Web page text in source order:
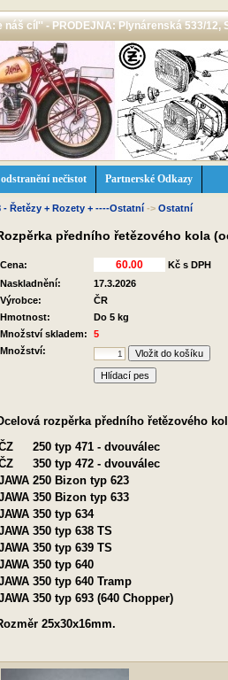
cíl'' - PRODEJNA: Plynárenská 533/12,
nečistot Partnerské Odkazy
- Řetězy + Rozety + ----Ostatní -> Ostatní
předního řetězového kola
Cena:
Kč s DPH
Naskladnění:
17.3.2026
Výrobce:
ČR
Hmotnost:
Do 5 kg
Množství skladem:
5
Množství:
Hlídací pes
rozpěrka předního řetězového
250 typ 471 - dvouválec
350 typ 472 - dvouválec
250 Bizon typ 623
350 Bizon typ 633
350 typ 634
350 typ 638 TS
350 typ 639 TS
350 typ 640
350 typ 640 Tramp
350 typ 693 (640 Chopper)
25x30x16mm.